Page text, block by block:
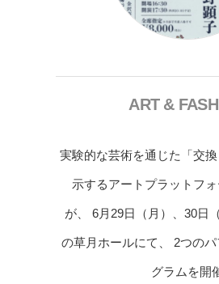
ART &
実験的な芸術を通じた「交
示するアートプラットフォ
が、 6月29日（月）、30日
の草月ホールにて、 2つの
グラムを開